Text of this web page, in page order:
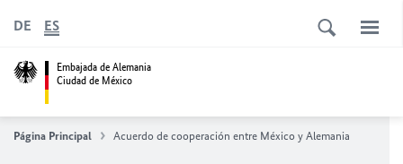
Embajada de Alemania
Ciudad de México
DE ES
Página Principal Acuerdo de cooperación entre México y Alemania